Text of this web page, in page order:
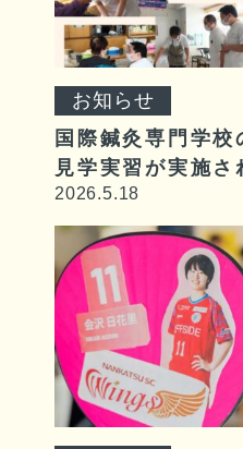
お知らせ
国際鍼灸専門学校
見学実習が実施さ
ました
2026.5.18